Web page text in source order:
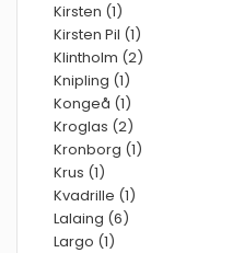
Kirsten (1)
Kirsten Pil (1)
Klintholm (2)
Knipling (1)
Kongeå (1)
Kroglas (2)
Kronborg (1)
Krus (1)
Kvadrille (1)
Lalaing (6)
Largo (1)